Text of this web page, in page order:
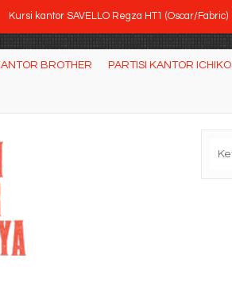
Kursi kantor SAVELLO Regza HT1 (Oscar/Fabric)
Partisi Kantor Modera 3.5 WS 6 Staff
Kursi Bar DONATI Level BS
BROTHER PARTISI KANTOR ICHIKO